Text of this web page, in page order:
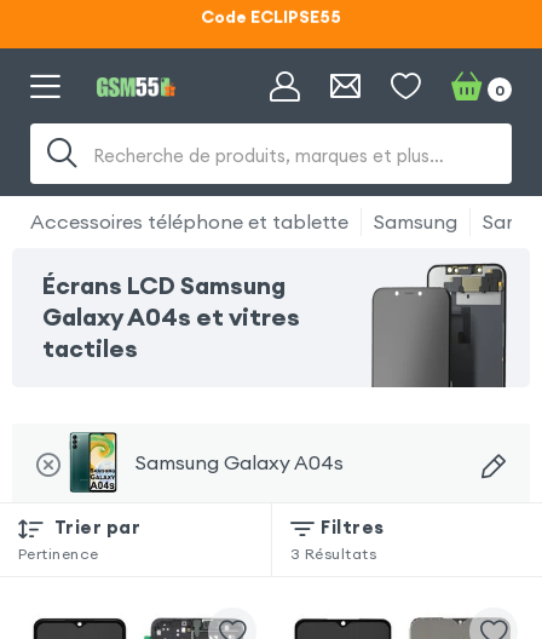
Code ECLIPSE55
Code ECLIPSE55
Recherche de produits, marques et plus…
0
Accessoires téléphone et tablette Samsung
Écrans LCD Samsung
Galaxy A04s et vitres
tactiles
Samsung Galaxy A04s
Trier par
Pertinence
Filtres
3 Résultats